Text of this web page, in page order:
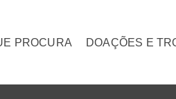
PROCURA DOAÇÕES E